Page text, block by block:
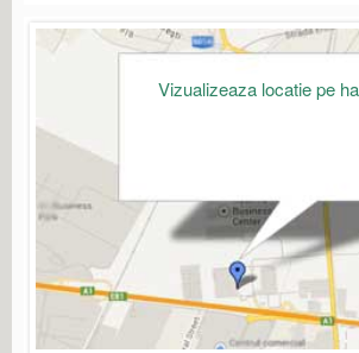
Vizualizeaza locatie pe